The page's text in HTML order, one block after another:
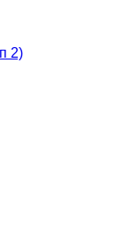
2)